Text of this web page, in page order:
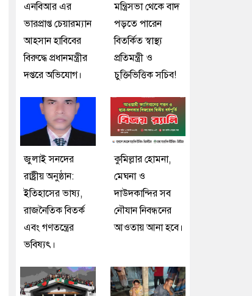
এনবিআর এর
ভারপ্রাপ্ত চেয়ারম্যান
আহসান হাবিবের
বিরুদ্ধে প্রধানমন্ত্রীর
দপ্তরে অভিযোগ।
মন্ত্রিসভা থেকে বাদ
পড়তে পারেন
বিতর্কিত স্বাস্থ্য
প্রতিমন্ত্রী ও
চুক্তিভিত্তিক সচিব!
জুলাই সনদের
রাষ্ট্রীয় অনুষ্ঠান:
ইতিহাসের ভাষ্য,
রাজনৈতিক বিতর্ক
এবং গণতন্ত্রের
ভবিষ্যৎ।
কুমিল্লার হোমনা,
মেঘনা ও
দাউদকান্দির সব
নৌযান নিবন্ধনের
আওতায় আনা হবে।